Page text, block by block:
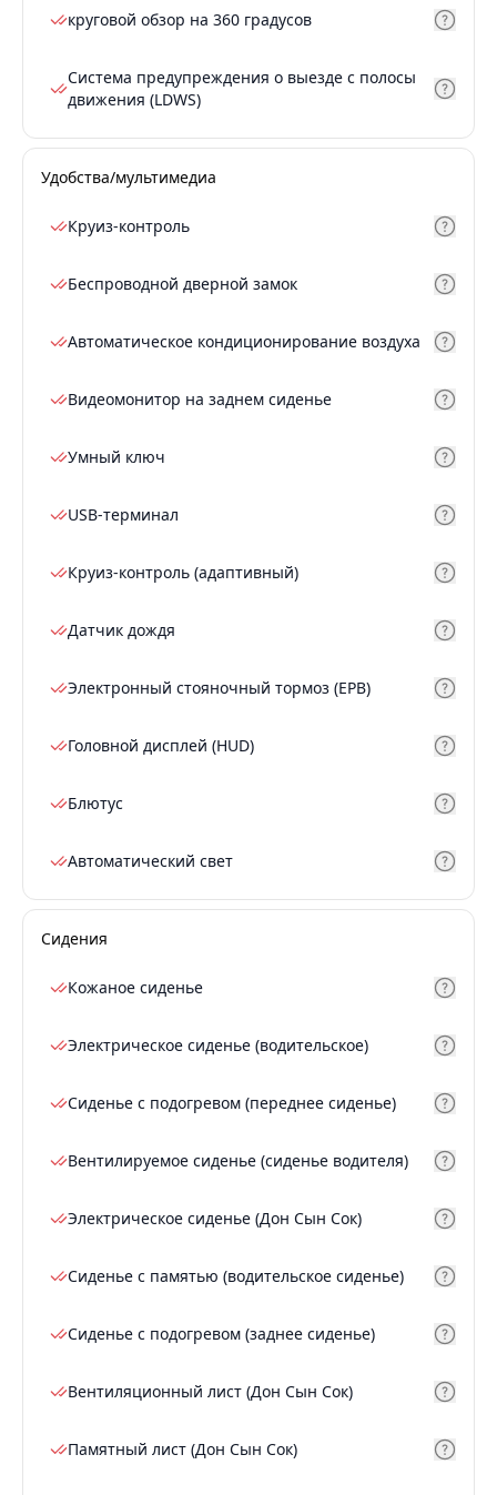
круговой обзор на 360 градусов
Система предупреждения о выезде с полосы
движения (LDWS)
Удобства/мультимедиа
Круиз-контроль
Беспроводной дверной замок
Автоматическое кондиционирование воздуха
Видеомонитор на заднем сиденье
Умный ключ
USB-терминал
Круиз-контроль (адаптивный)
Датчик дождя
Электронный стояночный тормоз (EPB)
Головной дисплей (HUD)
Блютус
Автоматический свет
Сидения
Кожаное сиденье
Электрическое сиденье (водительское)
Сиденье с подогревом (переднее сиденье)
Вентилируемое сиденье (сиденье водителя)
Электрическое сиденье (Дон Сын Сок)
Сиденье с памятью (водительское сиденье)
Сиденье с подогревом (заднее сиденье)
Вентиляционный лист (Дон Сын Сок)
Памятный лист (Дон Сын Сок)